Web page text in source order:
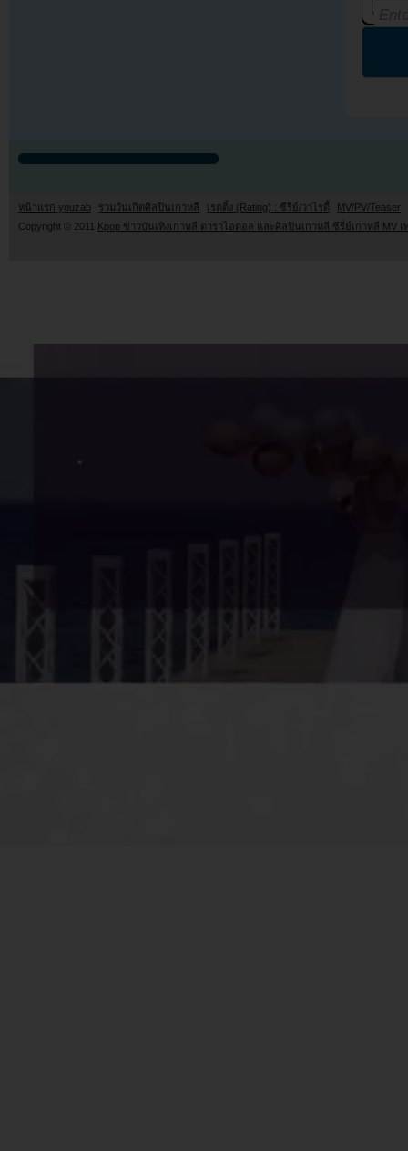
หน้าแรก youzab รวมวันเกิดศิลปินเกาหลี เรตติ้ง (Rating) : ซีรี่ย์/วาไรตี้
MV/PV/Teaser
Copyright © 2011
Kpop ข่าวบันเทิงเกาหลี ดาราไอดอล และศิลปินเกาหลี ซีรี่ย์เกาหลี MV